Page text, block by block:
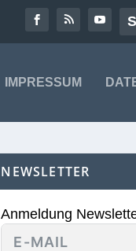
IMPRESSUM
NEWSLETTER
Anmeldung